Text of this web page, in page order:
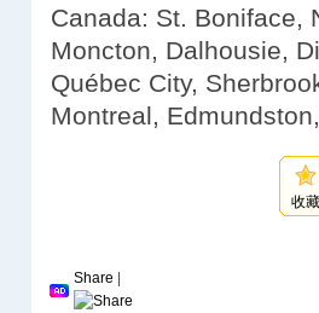
Canada: St. Boniface,
Moncton, Dalhousie,
Québec City,
Montreal,
收
Share